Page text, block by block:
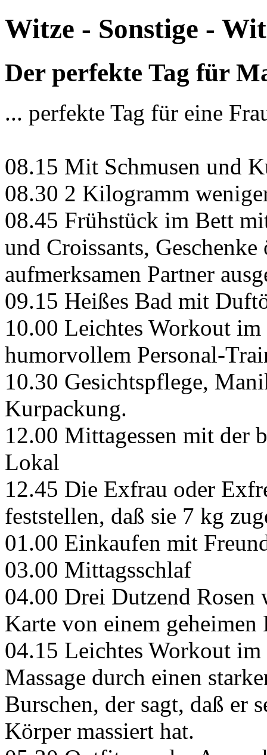
Witze - Sonstige -
Der perfekte Tag für
... perfekte Tag für eine
08.15 Mit Schmusen und
08.30 2 Kilogramm
08.45 Frühstück im Bett
und Croissants,
aufmerksamen Partner
09.15 Heißes Bad mit
10.00 Leichtes Workout
humorvollem Personal-
10.30 Gesichtspflege,
Kurpackung.
12.00 Mittagessen mit der
Lokal
12.45 Die Exfrau oder
feststellen, daß sie 7 kg
01.00 Einkaufen mit
03.00 Mittagsschlaf
04.00 Drei Dutzend Rosen
Karte von einem geheimen
04.15 Leichtes Workout
Massage durch einen
Burschen, der sagt, daß er
Körper massiert hat.